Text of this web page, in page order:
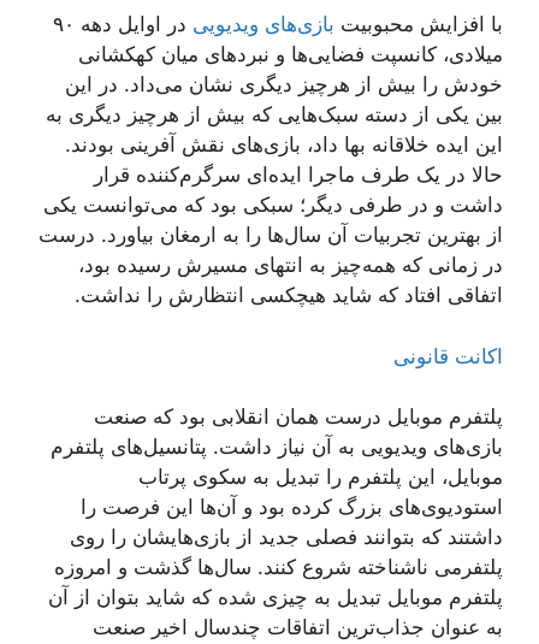
با افزایش محبوبیت بازی‌های ویدیویی
در اوایل دهه ۹۰
میلادی، کانسپت فضایی‌ها و نبردهای میان کهکشانی
خودش را بیش از هرچیز دیگری نشان می‌داد. در این
بین یکی از دسته سبک‌هایی که بیش از هرچیز دیگری به
این ایده خلاقانه بها داد، بازی‌های نقش آفرینی بودند.
حالا در یک طرف ماجرا ایده‌ای سرگرم‌کننده قرار
داشت و در طرفی دیگر؛ سبکی بود که می‌توانست یکی
از بهترین تجربیات آن سال‌ها را به ارمغان بیاورد. درست
در زمانی که همه‌چیز به انتهای مسیرش رسیده بود،
اتفاقی افتاد که شاید هیچکسی انتظارش را نداشت.
اکانت قانونی
پلتفرم موبایل درست همان انقلابی بود که صنعت
بازی‌های ویدیویی به آن نیاز داشت. پتانسیل‌های پلتفرم
موبایل، این پلتفرم را تبدیل به سکوی پرتاب
استودیوی‌های بزرگ کرده بود و آن‌ها این فرصت را
داشتند که بتوانند فصلی جدید از بازی‌هایشان را روی
پلتفرمی ناشناخته شروع کنند. سال‌ها گذشت و امروزه
پلتفرم موبایل تبدیل به چیزی شده که شاید بتوان از آن
به عنوان جذاب‌ترین اتفاقات چندسال اخیر صنعت